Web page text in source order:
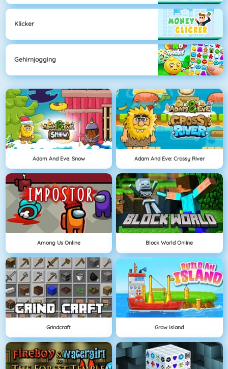
Klicker
Gehirnjogging
Adam And Eve: Snow Adam And Eve: Crossy River
Among Us Online Block World Online
Grindcraft Grow Island